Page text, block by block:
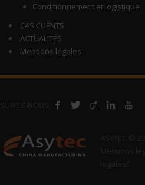
Conditionnement et logistique
CAS CLIENTS
ACTUALITÉS
Mentions légales